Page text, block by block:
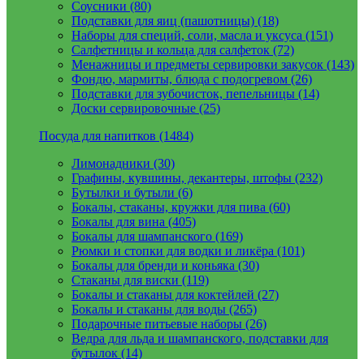
Соусники (80)
Подставки для яиц (пашотницы) (18)
Наборы для специй, соли, масла и уксуса (151)
Салфетницы и кольца для салфеток (72)
Менажницы и предметы сервировки закусок (143)
Фондю, мармиты, блюда с подогревом (26)
Подставки для зубочисток, пепельницы (14)
Доски сервировочные (25)
Посуда для напитков (1484)
Лимонадники (30)
Графины, кувшины, декантеры, штофы (232)
Бутылки и бутыли (6)
Бокалы, стаканы, кружки для пива (60)
Бокалы для вина (405)
Бокалы для шампанского (169)
Рюмки и стопки для водки и ликёра (101)
Бокалы для бренди и коньяка (30)
Стаканы для виски (119)
Бокалы и стаканы для коктейлей (27)
Бокалы и стаканы для воды (265)
Подарочные питьевые наборы (26)
Ведра для льда и шампанского, подставки для
бутылок (14)